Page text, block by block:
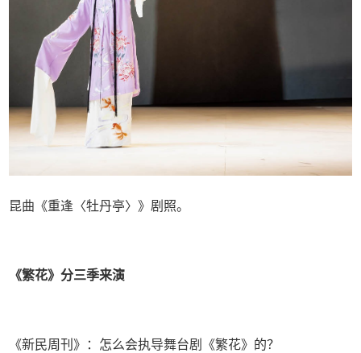
昆曲《重逢〈牡丹亭〉》剧照。
《繁花》分三季来演
《新民周刊》：怎么会执导舞台剧《繁花》的？